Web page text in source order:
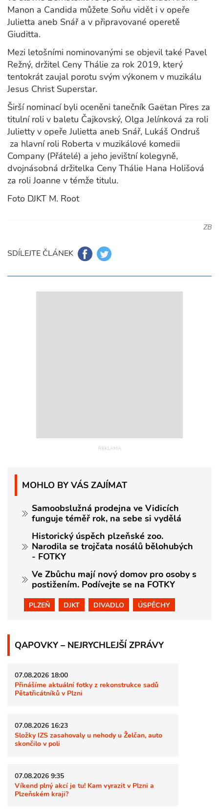
Manon a Candida můžete Soňu vidět i v opeře
Julietta aneb Snář a v připravované operetě
Giuditta.
Mezi letošními nominovanými se objevil také Pavel
Režný, držitel Ceny Thálie za rok 2019, který
tentokrát zaujal porotu svým výkonem v muzikálu
Jesus Christ Superstar.
Širší nominací byli oceněni tanečník Gaëtan Pires za
titulní roli v baletu Čajkovský, Olga Jelínková za roli
Julietty v opeře Julietta aneb Snář, Lukáš Ondruš
za hlavní roli Roberta v muzikálové komedii
Company (Přátelé) a jeho jevištní kolegyně,
dvojnásobná držitelka Ceny Thálie Hana Holišová
za roli Joanne v témže titulu.
Foto DJKT M. Root
ZB
SDÍLEJTE ČLÁNEK
MOHLO BY VÁS ZAJÍMAT
Samoobslužná prodejna ve Vidicích
funguje téměř rok, na sebe si vydělá
Historický úspěch plzeňské zoo.
Narodila se trojčata nosálů bělohubých
- FOTKY
Ve Zbůchu mají nový domov pro osoby s
postižením. Podívejte se na FOTKY
PLZEŇ DJKT DIVADLO ÚSPĚCHY
QAPOVKY – NEJRYCHLEJŠÍ ZPRÁVY
07.08.2026 18:00
Přinášíme aktuální fotky z rekonstrukce sadů
Pětatřicátníků v Plzni
07.08.2026 16:23
Složky IZS zasahovaly u nehody u Želčan, auto
skončilo v poli
07.08.2026 9:35
Víkend plný akcí je tu! Kam vyrazit v Plzni a
Plzeňském kraji?